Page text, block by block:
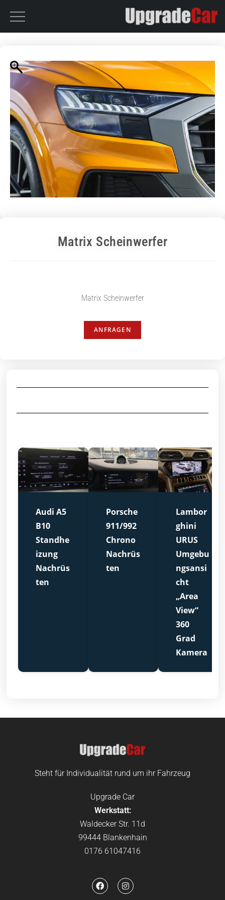
Matrix Scheinwerfer
Matrix Scheinwerfer
ANFRAGEN
Audi A5
B10
Standhe
izung
Nachrüs
ten
Porsche
911/992
Chrono
Nachrüs
ten
Lambor
ghini
URUS
Umgebu
ngsansi
cht
„Area
View“
360
Grad
Kamera
Steht für Individualität rund um ihr Fahrzeug
Upgrade Car
Werkstatt:
Waldecker Str. 11d
99444 Blankenhain
0176 61047416